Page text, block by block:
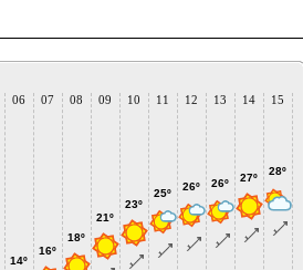
06
14º
07
16º
08
18º
09
21º
10
23º
11
25º
12
26º
13
26º
14
27º
15
28º